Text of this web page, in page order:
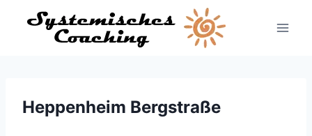
Inhalt
Heppenheim Bergstraße